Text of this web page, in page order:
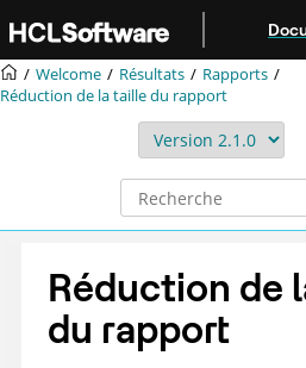
Aller au contenu principal
Welcome Résultats
Rapports
Réduction de la taille du rapport
Réduction de
du rapport